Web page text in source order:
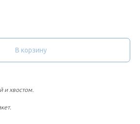
В корзину
и хвостом.